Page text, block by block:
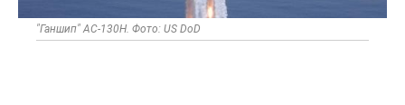
"Ганшип" AC-130H. Фото: US DoD